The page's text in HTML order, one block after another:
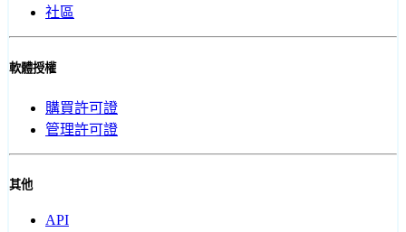
社區
軟體授權
購買許可證
管理許可證
其他
API